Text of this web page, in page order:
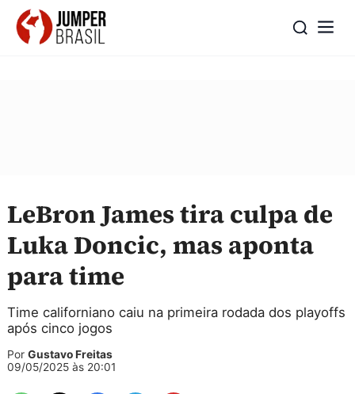
LeBron James tira culpa de
Luka Doncic, mas aponta
para time
Time californiano caiu na primeira rodada dos playoffs
após cinco jogos
Por Gustavo Freitas
09/05/2025 às 20:01